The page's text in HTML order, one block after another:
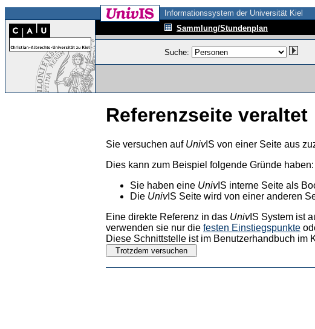
Informationssystem der Universität Kiel
Sammlung/Stundenplan
Suche:
Referenzseite veraltet
Sie versuchen auf UnivIS von einer Seite aus
Dies kann zum Beispiel folgende Gründe haben:
Sie haben eine UnivIS interne Seite als
Die UnivIS Seite wird von einer anderen
Eine direkte Referenz in das UnivIS System ist
verwenden sie nur die festen Einstiegspunkte
Diese Schnittstelle ist im Benutzerhandbuch im